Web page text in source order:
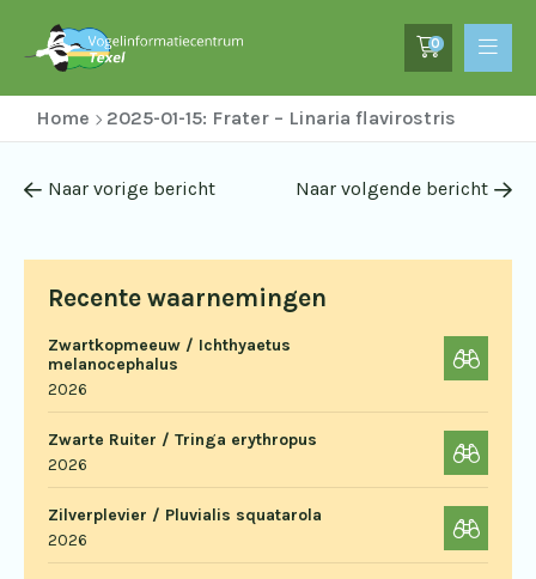
0
Home 2025-01-15: Frater – Linaria flavirostris
Recente waarnemingen
Zwartkopmeeuw / Ichthyaetus
melanocephalus
2026
Zwarte Ruiter / Tringa erythropus
2026
Zilverplevier / Pluvialis squatarola
2026
Naar vorige bericht Naar volgende bericht